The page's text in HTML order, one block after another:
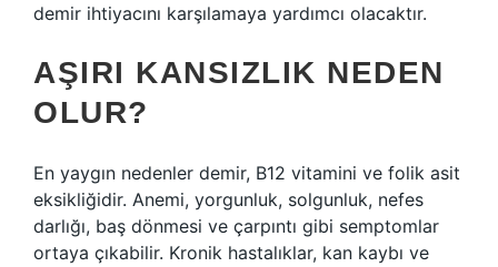
demir ihtiyacını karşılamaya yardımcı olacaktır.
AŞIRI KANSIZLIK NEDEN
OLUR?
En yaygın nedenler demir, B12 vitamini ve folik asit
eksikliğidir. Anemi, yorgunluk, solgunluk, nefes
darlığı, baş dönmesi ve çarpıntı gibi semptomlar
ortaya çıkabilir. Kronik hastalıklar, kan kaybı ve